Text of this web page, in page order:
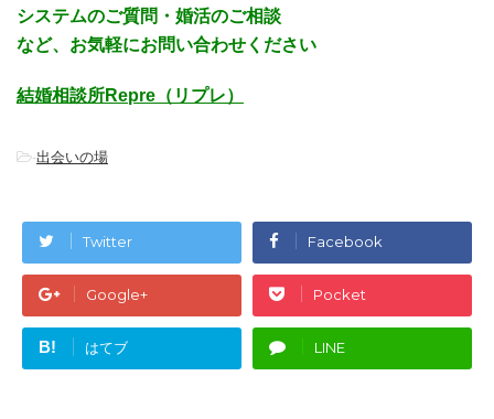
システムのご質問・婚活のご相談
など、お気軽にお問い合わせください
結婚相談所Repre（リプレ）
-出会いの場
Twitter Facebook
Google+ Pocket
B! はてブ LINE